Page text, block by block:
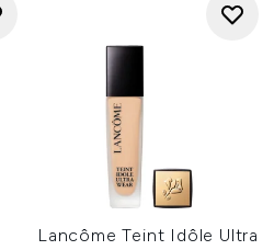
Lancôme Teint Idôle Ultra